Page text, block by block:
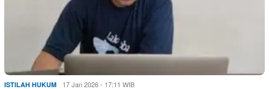
ISTILAH HUKUM 17 Jan 2026 - 17:11 WIB